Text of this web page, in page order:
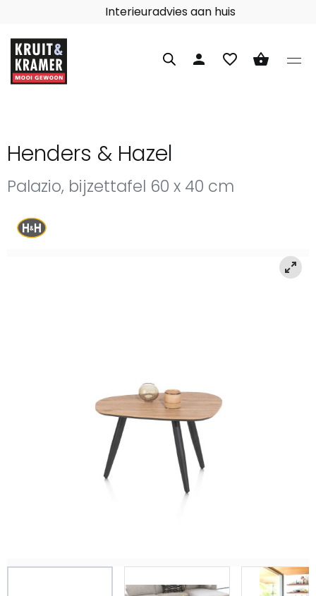
Interieuradvies aan huis
person favorite_border shopping_basket
Henders & Hazel
Palazio, bijzettafel 60 x 40 cm